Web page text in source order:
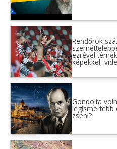
Rendőrök
ezrével
képekkel,
Gondolta
legismertebb
zseni?